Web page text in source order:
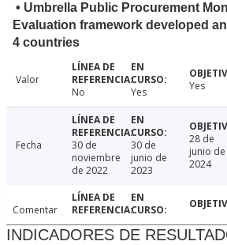
• Umbrella Public Procurement
Evaluation framework developed
4 countries
Valor
No
Yes Yes
Fecha
30 de
noviembre
de 2022
30 de
junio de
2023
28 de
junio de
2024
Comentar
INDICADORES DE